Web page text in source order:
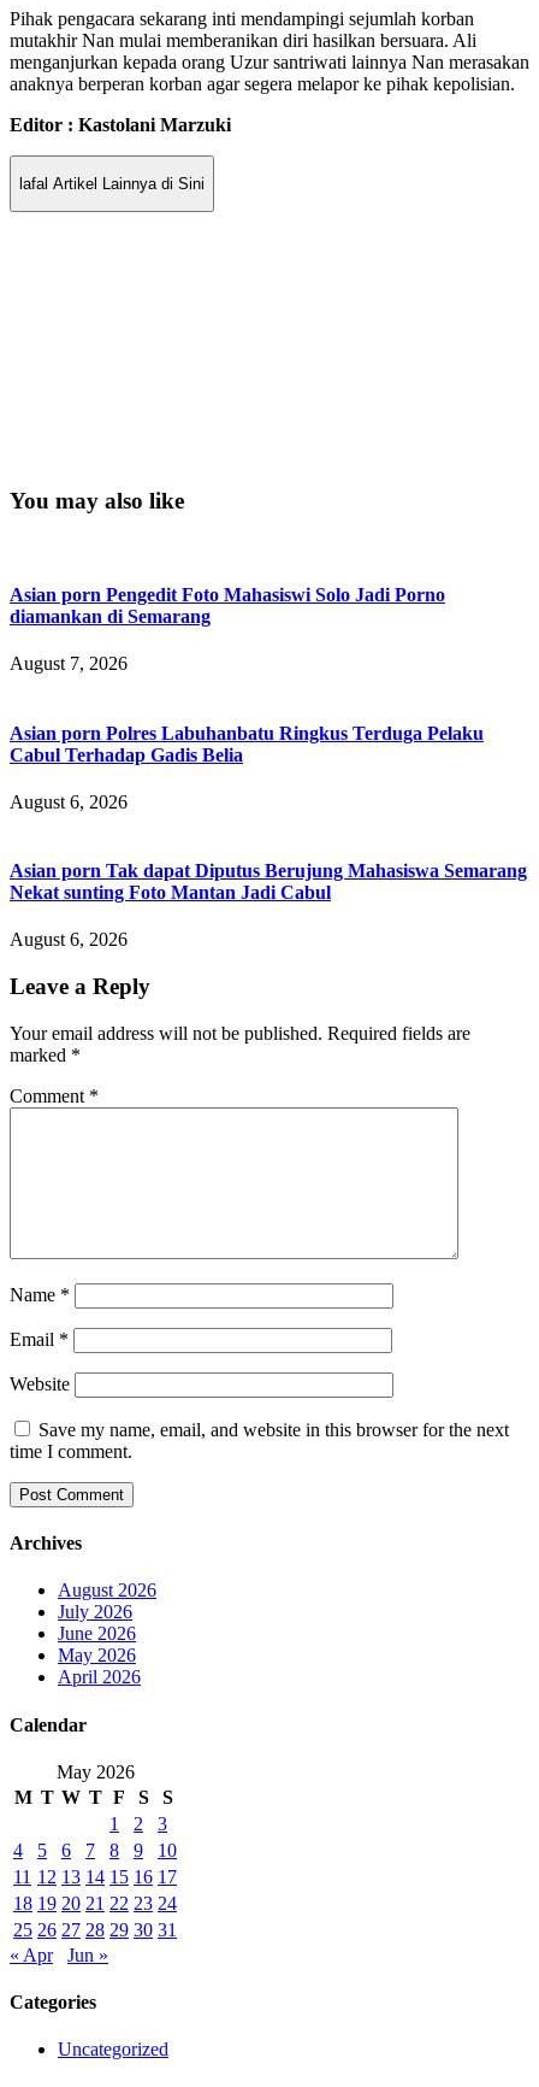
Pihak pengacara sekarang inti mendampingi sejumlah korban
mutakhir Nan mulai memberanikan diri hasilkan bersuara. Ali
menganjurkan kepada orang Uzur santriwati lainnya Nan merasakan
anaknya berperan korban agar segera melapor ke pihak kepolisian.
Editor : Kastolani Marzuki
lafal Artikel Lainnya di Sini
You may also like
Asian porn Pengedit Foto Mahasiswi Solo Jadi Porno
diamankan di Semarang
August 7, 2026
Asian porn Polres Labuhanbatu Ringkus Terduga Pelaku
Cabul Terhadap Gadis Belia
August 6, 2026
Asian porn Tak dapat Diputus Berujung Mahasiswa Semarang
Nekat sunting Foto Mantan Jadi Cabul
August 6, 2026
Leave a Reply
Your email address will not be published. Required fields are
marked *
Comment *
Name *
Email *
Website
Save my name, email, and website in this browser for the next
time I comment.
Archives
August 2026
July 2026
June 2026
May 2026
April 2026
Calendar
May 2026
M T W T F S
S
1
2
3
4
5 6 7 8 9
10
11 12 13 14 15 16 17
18 19 20 21 22 23 24
25 26 27 28 29 30 31
« Apr
Jun »
Categories
Uncategorized